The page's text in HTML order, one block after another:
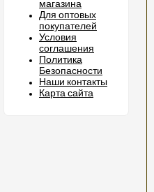
магазина
Для оптовых
покупателей
Условия
соглашения
Политика
Безопасности
Наши контакты
Карта сайта